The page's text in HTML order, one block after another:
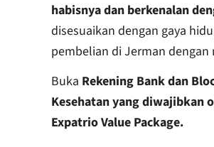
habisnya dan berkenalan
disesuaikan dengan gaya
pembelian di Jerman
Buka Rekening Bank dan
Kesehatan yang diwajibkan
Expatrio Value Package.